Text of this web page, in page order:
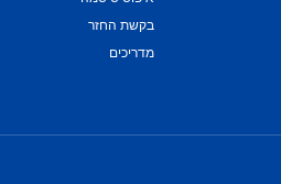
בקשת החזר
מדריכים